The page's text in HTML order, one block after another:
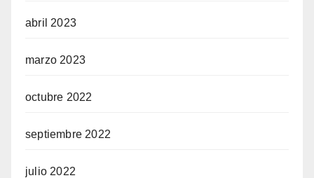
abril 2023
marzo 2023
octubre 2022
septiembre 2022
julio 2022